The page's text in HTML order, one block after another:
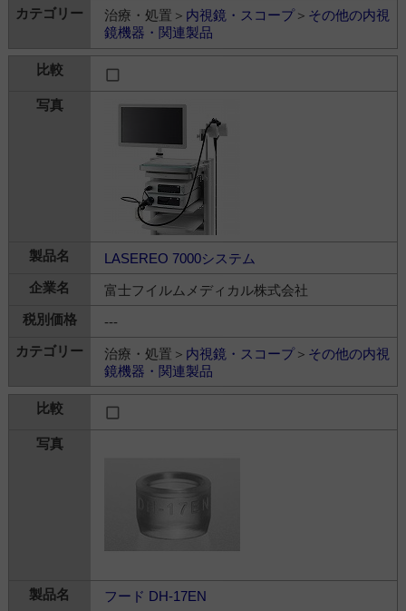
治療・処置＞ 内視鏡・スコープ＞ その他の内視
鏡機器・関連製品
LASEREO 7000システム
富士フイルムメディカル株式会社
---
治療・処置＞ 内視鏡・スコープ＞ その他の内視
鏡機器・関連製品
フード DH-17EN